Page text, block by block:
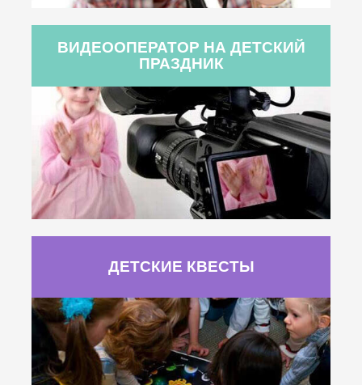
ВИДЕООПЕРАТОР НА ДЕТСКИЙ
ПРАЗДНИК
ДЕТСКИЕ КВЕСТЫ